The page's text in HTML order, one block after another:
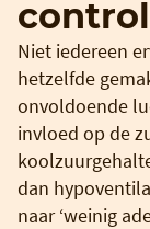
Niet iedereen
hetzelfde
onvoldoende
invloed op de
dan
naar ‘weinig